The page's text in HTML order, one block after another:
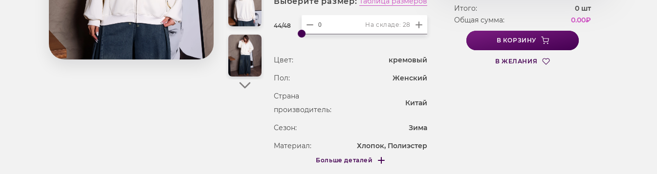
44/48 На складе: 28
Цвет: кремовый
Пол: Женский
Страна
производитель:
Китай
Сезон: Зима
Материал:
Хлопок, Полиэстер
Больше деталей
Меньше деталей
Итого: 0 шт
Общая сумма:
0.00₽
В КОРЗИНУ
В ЖЕЛАНИЯ